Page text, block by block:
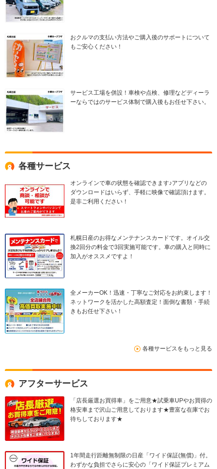
おクルマの支払い方法やご購入後のサポートについて
もご安心ください！
サービス工場を併設！車検や点検、修理などディーラ
ーならではのサービス体制で購入後もお任せ下さい。
各種サービス
オンラインで車の状態を確認できます♪アプリなどの
ダウンロードはいらず、手軽に映像で確認頂けます。
是非ご利用ください！
札幌日産のお得なメンテナンスカードです。オイル交
換2回分の料金で3回実施可能です。車の購入と同時に
加入がオススメですよ！
全メーカーOK！迅速・丁寧なご対応をお約束します！
ネットワークを活かした高額査定！面倒な書類・手続
きもお任せ下さい！
各種サービスをもっと見る
アフターサービス
「店長厳選お買得車」をご用意★試乗車UPやお買得の
格安車まで沢山ご用意しております★豊富な在庫でお
待ちしております★
1年間走行距離無制限の日産「ワイド保証(無償)」付。
わずかな負担でさらに安心の「ワイド保証プレミアム